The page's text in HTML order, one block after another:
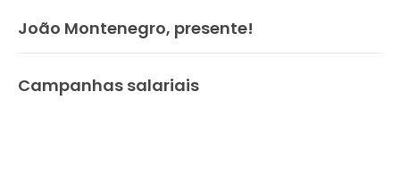
João Montenegro, presente!
Campanhas salariais